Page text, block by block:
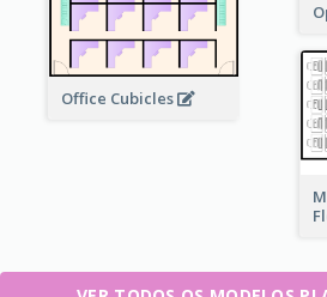
Office Cubicles